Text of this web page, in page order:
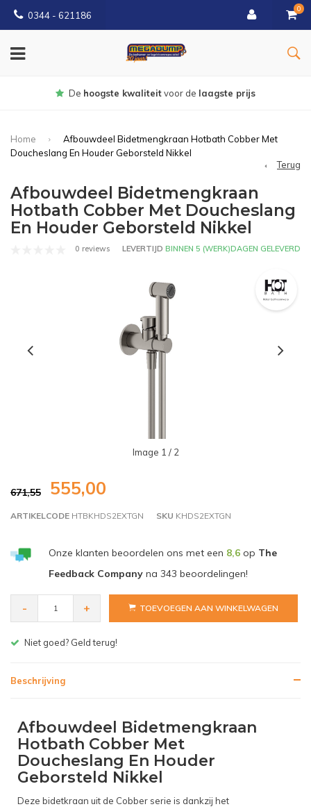
0344 - 621186
0
Gratisbezorgd vanaf € 150
Home
Afbouwdeel Bidetmengkraan Hotbath Cobber Met
Doucheslang En Houder Geborsteld Nikkel
Terug
Afbouwdeel Bidetmengkraan
Hotbath Cobber Met Doucheslang
En Houder Geborsteld Nikkel
0 reviews LEVERTIJD BINNEN 5 (WERK)DAGEN GELEVERD
Image 1 / 2
671,55 555,00
ARTIKELCODE HTBKHDS2EXTGN SKU KHDS2EXTGN
Onze klanten beoordelen ons met een 8,6op The
Feedback Companyna 343 beoordelingen!
- + TOEVOEGEN AAN WINKELWAGEN
Gratis bezorgen v.a. € 150,- (NL)
Beschrijving
Afbouwdeel Bidetmengkraan
Hotbath Cobber Met
Doucheslang En Houder
Geborsteld Nikkel
Deze bidetkraan uit de Cobber serie is dankzij het